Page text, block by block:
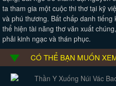
ta tham gia một cuộc thi thơ tại kỹ
và phú thương. Bất chấp danh
thể hiện tài năng thơ văn xuất
phải kinh ngạc và thán phục.
CÓ THỂ BẠN MUỐN